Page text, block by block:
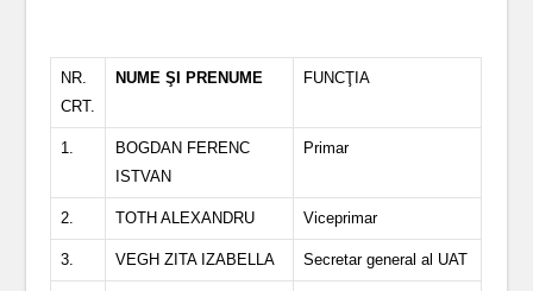
NR.
CRT.
NUMEŞI PRENUME FUNCŢIA
1.
BOGDAN FERENC
ISTVAN
Primar
2. TOTH ALEXANDRU Viceprimar
3. VEGH ZITA IZABELLA Secretar general al UAT